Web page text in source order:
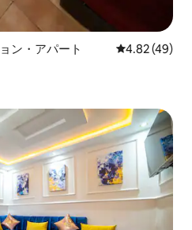
ン・アパート レビュー49
4.82 (49)